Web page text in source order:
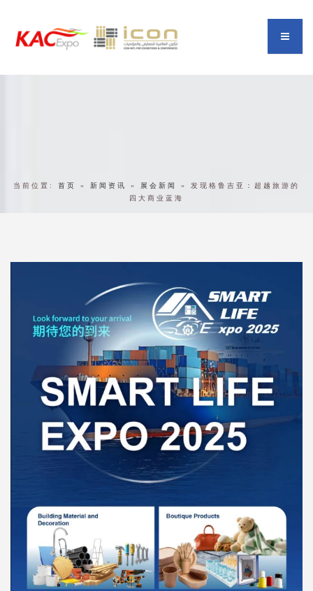
当前位置: 首页 » 新闻资讯 » 展会新闻 » 发现格鲁吉亚：超越旅游的
四大商业蓝海